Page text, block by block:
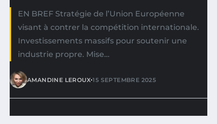
EN BREF Stratégie de l’Union Européenne
visant à contrer la compétition internationale.
Investissements massifs pour soutenir une
industrie propre. Mise…
AMANDINE LEROUX•15 SEPTEMBRE 2025